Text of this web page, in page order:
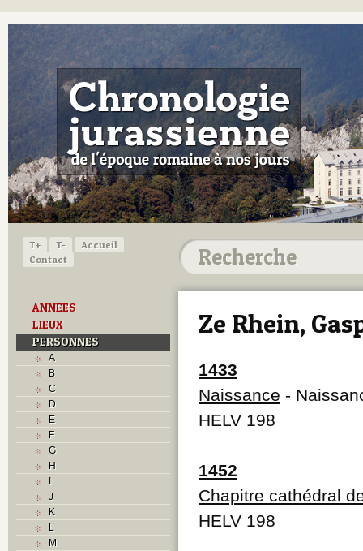
T+ T-
Accueil
Contact
ANNEES
LIEUX
PERSONNES
A
B
C
D
E
F
G
H
I
J
K
L
M
Ze Rhein,
1433
Naissance -
HELV 198
1452
Chapitre cathédral
HELV 198